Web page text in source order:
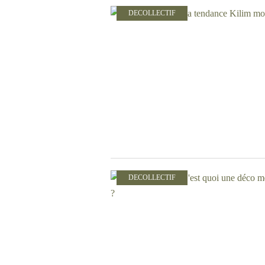
DECOLLECTIF
DECOLLECTIF